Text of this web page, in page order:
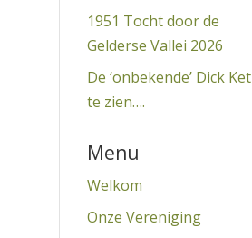
1951 Tocht door de
Gelderse Vallei 2026
De ‘onbekende’ Dick Ket
te zien….
Menu
Welkom
Onze Vereniging